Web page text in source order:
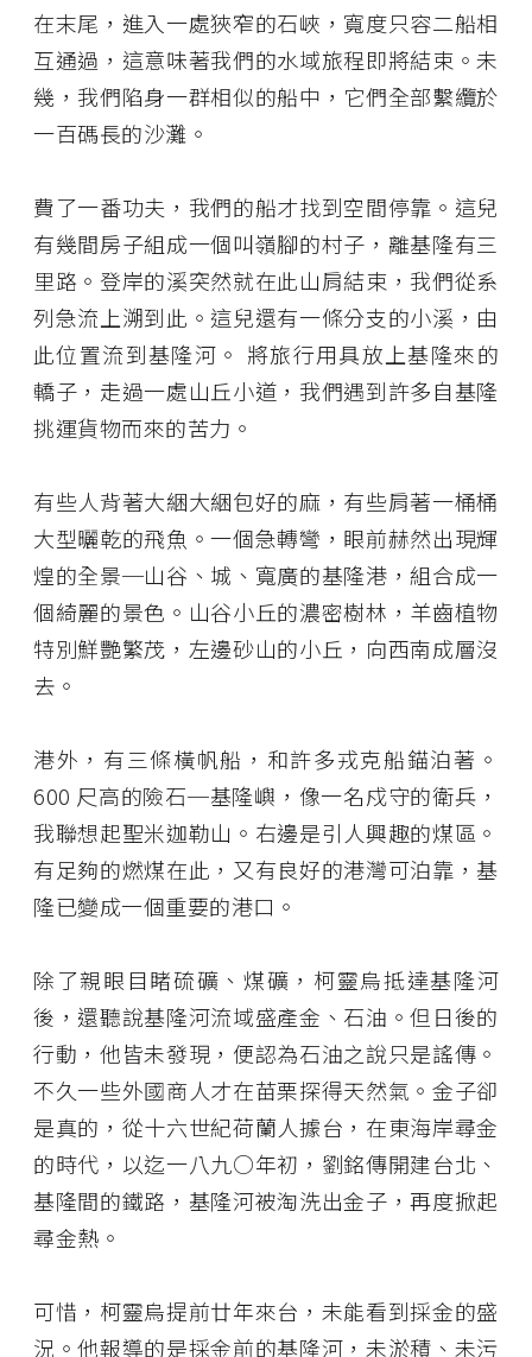
在末尾，進入一處狹窄的石峽，寬度只容二船相
互通過，這意味著我們的水域旅程即將結束。未
幾，我們陷身一群相似的船中，它們全部繫纜於
一百碼長的沙灘。
費了一番功夫，我們的船才找到空間停靠。這兒
有幾間房子組成一個叫嶺腳的村子，離基隆有三
里路。登岸的溪突然就在此山肩結束，我們從系
列急流上溯到此。這兒還有一條分支的小溪，由
此位置流到基隆河。 將旅行用具放上基隆來的
轎子，走過一處山丘小道，我們遇到許多自基隆
挑運貨物而來的苦力。
有些人背著大綑大綑包好的麻，有些肩著一桶桶
大型曬乾的飛魚。一個急轉彎，眼前赫然出現輝
煌的全景─山谷、城、寬廣的基隆港，組合成一
個綺麗的景色。山谷小丘的濃密樹林，羊齒植物
特別鮮艷繁茂，左邊砂山的小丘，向西南成層沒
去。
港外，有三條橫帆船，和許多戎克船錨泊著。
600 尺高的險石─基隆嶼，像一名戍守的衛兵，
我聯想起聖米迦勒山。右邊是引人興趣的煤區。
有足夠的燃煤在此，又有良好的港灣可泊靠，基
隆已變成一個重要的港口。
除了親眼目睹硫礦、煤礦，柯靈烏抵達基隆河
後，還聽說基隆河流域盛產金、石油。但日後的
行動，他皆未發現，便認為石油之說只是謠傳。
不久一些外國商人才在苗栗探得天然氣。金子卻
是真的，從十六世紀荷蘭人據台，在東海岸尋金
的時代，以迄一八九○年初，劉銘傳開建台北、
基隆間的鐵路，基隆河被淘洗出金子，再度掀起
尋金熱。
可惜，柯靈烏提前廿年來台，未能看到採金的盛
況。他報導的是採金前的基隆河，未淤積、未污